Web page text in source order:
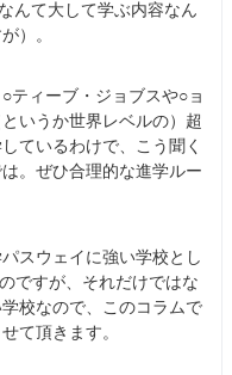
んて大して学ぶ内容なん
）。
ティーブ・ジョブスや○ョ
いうか世界レベルの）超
ているわけで、こう聞く
。ぜひ合理的な進学ルー
スウェイに強い学校とし
ですが、それだけではな
校なので、このコラムで
て頂きます。